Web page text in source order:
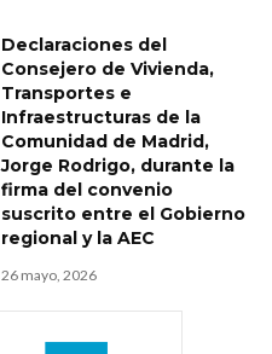
Declaraciones del
Consejero de Vivienda,
Transportes e
Infraestructuras de la
Comunidad de Madrid,
Jorge Rodrigo, durante la
firma del convenio
suscrito entre el Gobierno
regional y la AEC
26 mayo, 2026